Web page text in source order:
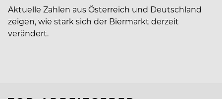
Aktuelle Zahlen aus Österreich und Deutschland
zeigen, wie stark sich der Biermarkt derzeit
verändert.